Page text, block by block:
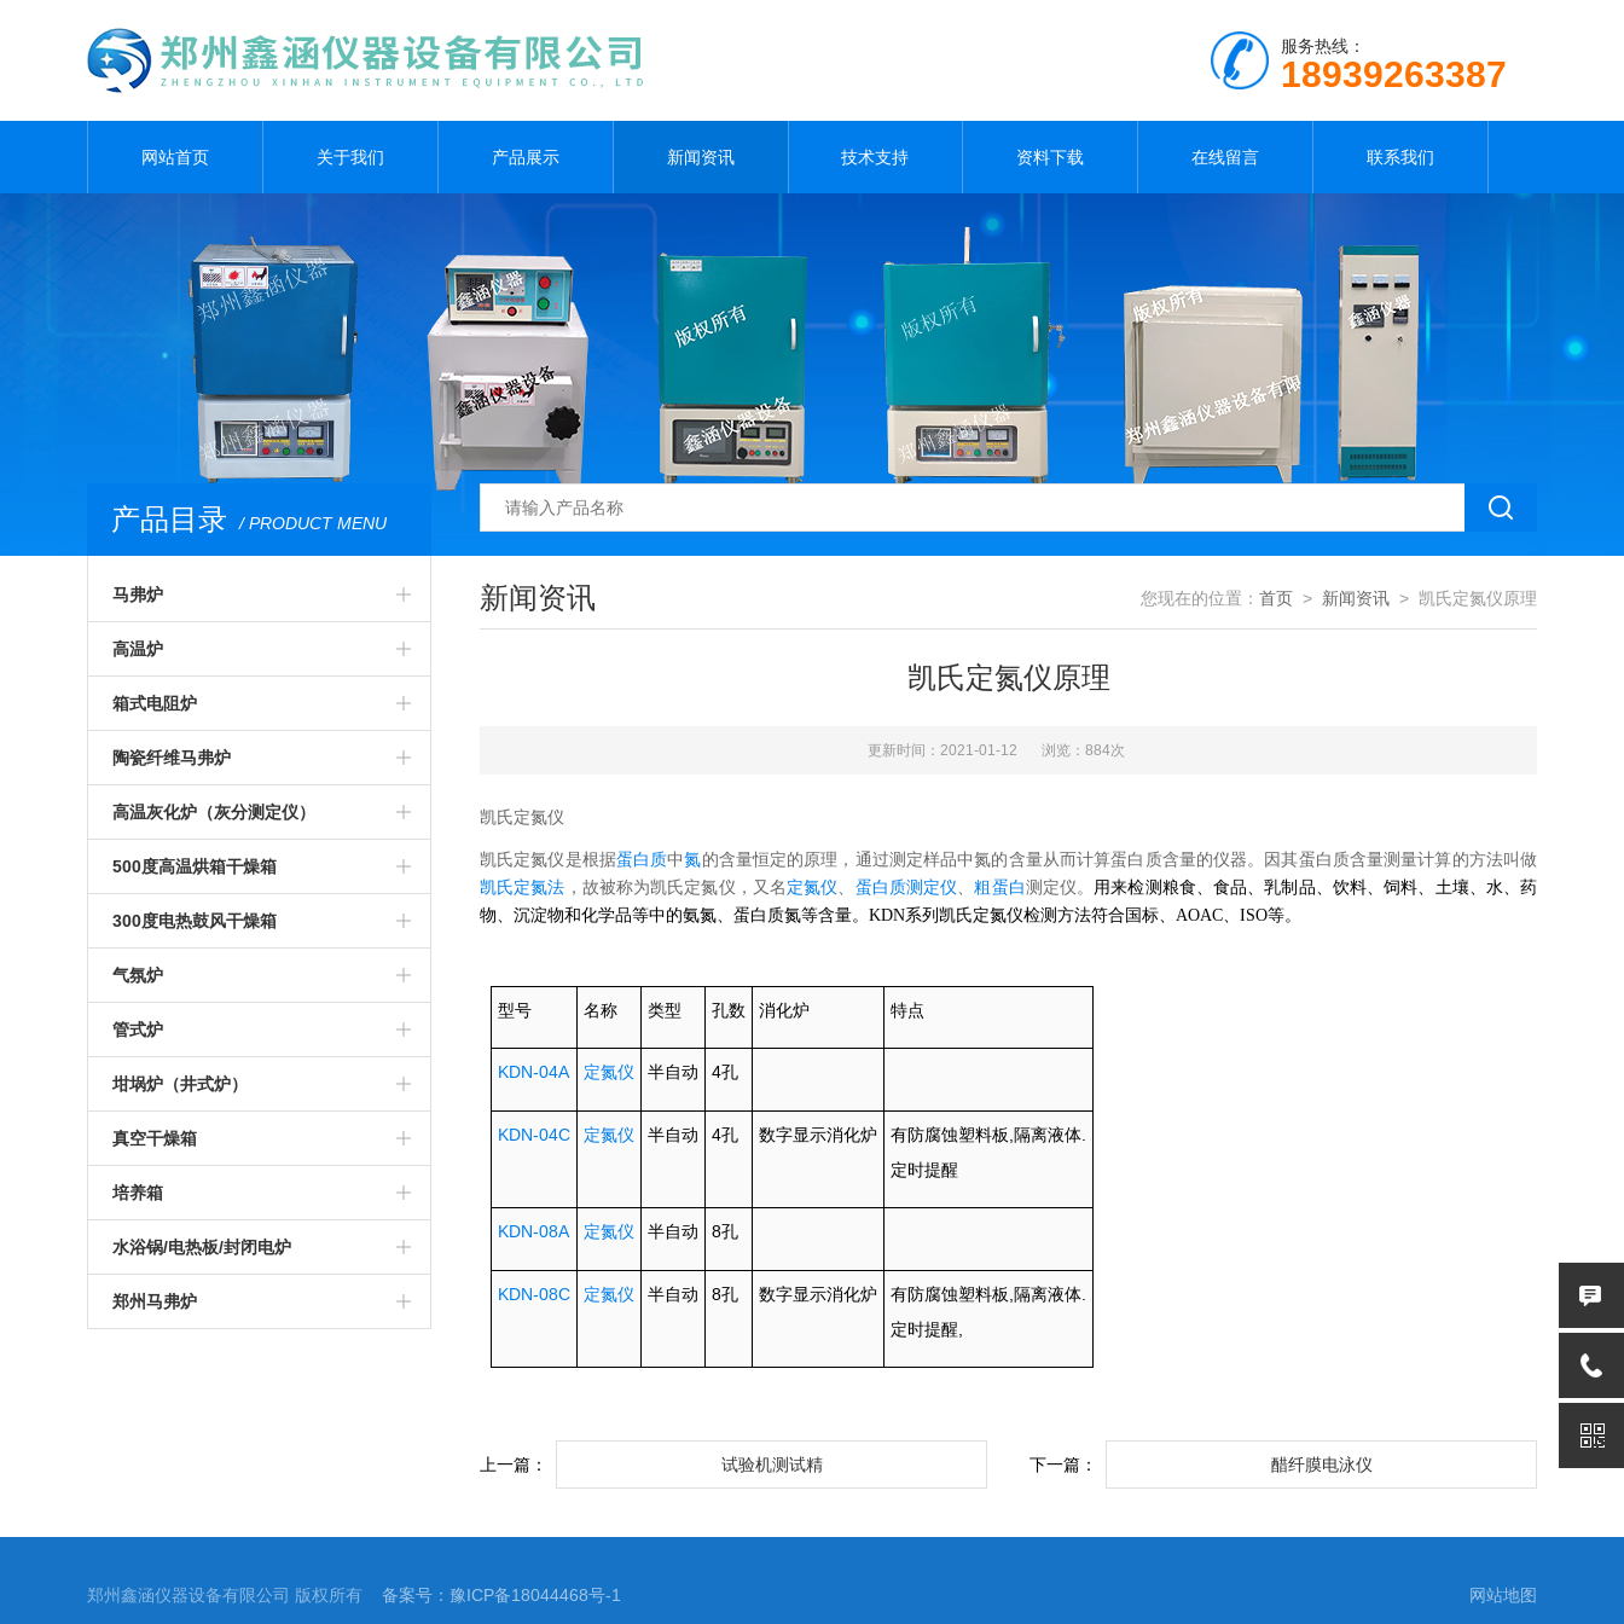
服务热线：
18939263387
网站首页 关于我们 产品展示 新闻资讯 技术支持 资料下载 在线留言 联系我们
产品目录 / PRODUCT MENU
马弗炉
智能马弗炉
高温马弗炉
箱式马弗炉
节能马弗炉
工业马弗炉
一体马弗炉
实验室马弗炉
可编程马弗炉
硅碳棒马弗炉
硅钼棒马弗炉
智能一体马弗炉
1600度马弗炉
高温炉
箱式预热炉
智能高温炉
工业高温炉
箱式高温炉
高温实验炉
高温加热炉
高温煅烧炉
硅碳棒高温炉
可编程高温炉
实验室高温炉
箱式电阻炉
高温箱式炉
智能箱式炉
箱式沾火炉
高温箱式电阻炉
中温箱式电阻炉
工业箱式电阻炉
高温保温箱式炉
硅碳棒箱式电阻炉
可编程箱式电阻炉
实验室箱式电阻炉
1000度箱式电阻炉
1800度箱式电阻炉
陶瓷纤维马弗炉
氧化锆烧结炉
陶瓷纤维箱式炉
陶瓷纤维高温炉
陶瓷纤维箱式电阻炉
陶瓷纤维高温电阻炉
1000度陶瓷纤维马弗炉
1200度陶瓷纤维马弗炉
1400度陶瓷纤维马弗炉
1600度陶瓷纤维马弗炉
1700度陶瓷纤维马弗炉
高温灰化炉（灰分测定仪）
高温灰化炉
灰分测定仪
煤炭灰分测定仪
塑料灰分测定仪
石油灰分测定仪
500度高温烘箱干燥箱
500度高温烘箱
300度电热鼓风干燥箱
烘箱
鼓风干燥箱
恒温干燥箱
气氛炉
高温气氛炉
箱式气氛炉
真空气氛炉
箱式真空气氛炉
高温箱式真空气氛炉
管式炉
高温管式炉
真空管式炉
气氛管式炉
管式实验炉
实验室管式炉
坩埚炉（井式炉）
坩埚电阻炉
真空井式炉
电加热坩埚炉
真空干燥箱
真空烘箱
培养箱
电热恒温干燥培养箱
恒温培养箱
水浴锅/电热板/封闭电炉
电热板
郑州马弗炉
新闻资讯 您现在的位置： 首页 > 新闻资讯 > 凯氏定氮仪原理
凯氏定氮仪原理
更新时间：2021-01-12 浏览：884次
凯氏定氮仪
凯氏定氮仪是根据蛋白质中氮的含量恒定的原理，通过测定样品中氮的含量从而计算蛋白质含量的仪器。因其蛋白质含量测量计算的方法叫做
凯氏定氮法 ，故被称为凯氏定氮仪，又名定氮仪 蛋白质测定仪 、粗蛋白测定仪。 用来检测粮食、食品、乳制品、饮料、饲料、土壤、水、药
物、沉淀物和化学品等中的氨氮、蛋白质氮等含量。KDN系列凯氏定氮仪检测方法符合国标、AOAC、ISO等。
型号 名称 类型 孔数 消化炉 特点
KDN-04A 定氮仪 半自动 4孔
KDN-04C 定氮仪 半自动 4孔 数字显示消化炉 有防腐蚀塑料板 隔离液体
定时提醒
KDN-08A 定氮仪 半自动 8孔
KDN-08C 定氮仪 半自动 8孔 数字显示消化炉 有防腐蚀塑料板 隔离液体
定时提醒
上一篇： 试验机测试精 下一篇： 醋纤膜电泳仪
郑州鑫涵仪器设备有限公司 版权所有 备案号：豫ICP备18044468号-1 网站地图